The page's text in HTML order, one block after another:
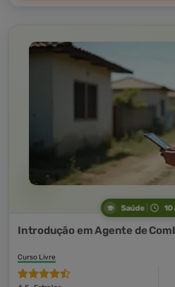
Saúde 10
Introdução em Agente de
Curso Livre